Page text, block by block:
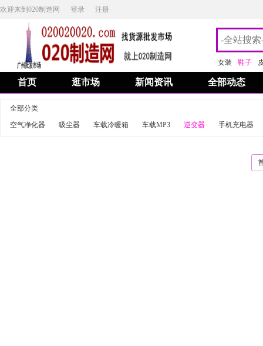
欢迎来到020制造网 登录 注册
女装 鞋子
首页 逛市场 新闻资讯 全部动态
全部分类
空气净化器
吸尘器 车载冷暖箱 车载MP3 逆变器 手机充电器